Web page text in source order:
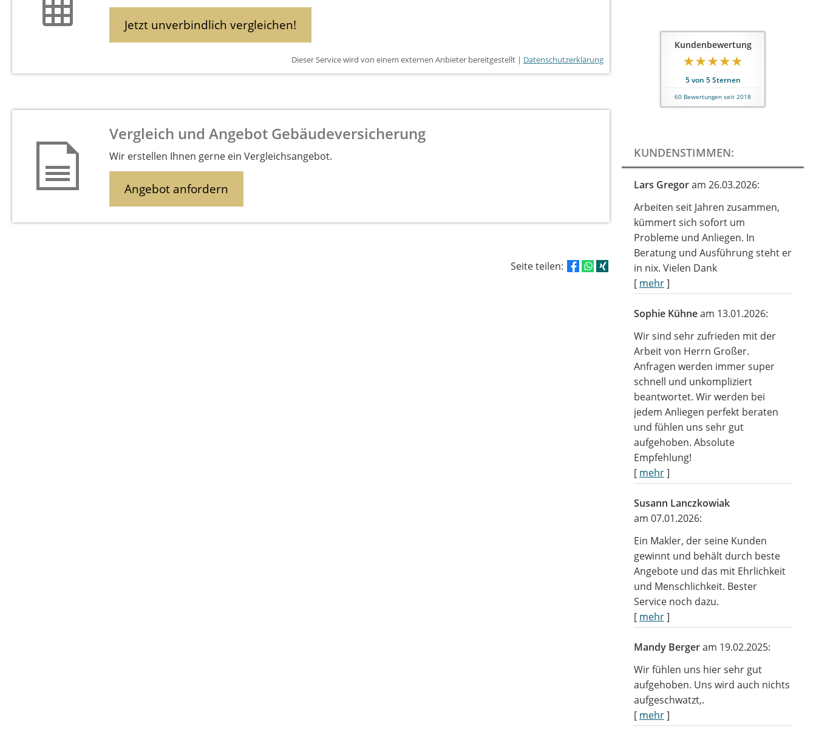
Kundenbewertung
5von 5Sternen
60 Bewertungen seit 2018
KUNDENSTIMMEN:
Lars Gregoram 26.03.2026:
Arbeiten seit Jahren zusammen,
kümmert sich sofort um
Probleme und Anliegen. In
Beratung und Ausführung steht er
in nix. Vielen Dank
[ mehr]
Sophie Kühneam 13.01.2026:
Wir sind sehr zufrieden mit der
Arbeit von Herrn Großer.
Anfragen werden immer super
schnell und unkompliziert
beantwortet. Wir werden bei
jedem Anliegen perfekt beraten
und fühlen uns sehr gut
aufgehoben. Absolute
Empfehlung!
[ mehr]
Susann Lanczkowiak
am 07.01.2026:
Ein Makler, der seine Kunden
gewinnt und behält durch beste
Angebote und das mit Ehrlichkeit
und Menschlichkeit. Bester
Service noch dazu.
[ mehr]
Mandy Bergeram 19.02.2025:
Wir fühlen uns hier sehr gut
aufgehoben. Uns wird auch nichts
aufgeschwatzt,.
[ mehr]
Jetzt unverbindlich vergleichen!
Dieser Service wird von einem externen Anbieter bereitgestellt | Datenschutzerklärung
Vergleich und Angebot Gebäudeversicherung
Wir erstellen Ihnen gerne ein Vergleichsangebot.
Angebot anfordern
Seite teilen: